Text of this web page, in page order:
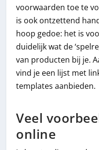
voorwaarden toe te
is ook ontzettend
hoop gedoe: het is
duidelijk wat de
van producten bij je.
vind je een lijst met
templates aanbieden.
Veel
online